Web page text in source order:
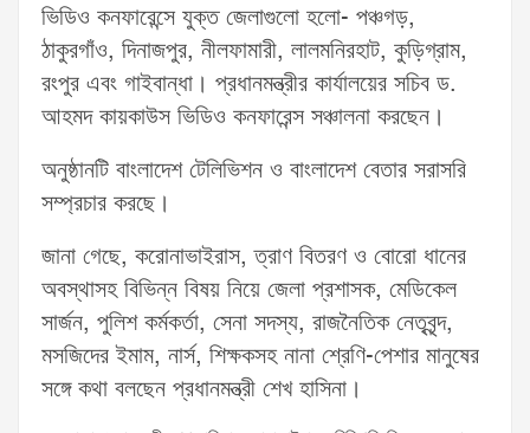
ভিডিও কনফারেন্সে যুক্ত জেলাগুলো হলো- পঞ্চগড়,
ঠাকুরগাঁও, দিনাজপুর, নীলফামারী, লালমনিরহাট, কুড়িগ্রাম,
রংপুর এবং গাইবান্ধা। প্রধানমন্ত্রীর কার্যালয়ের সচিব ড.
আহমদ কায়কাউস ভিডিও কনফারেন্স সঞ্চালনা করছেন।
অনুষ্ঠানটি বাংলাদেশ টেলিভিশন ও বাংলাদেশ বেতার সরাসরি
সম্প্রচার করছে।
জানা গেছে, করোনাভাইরাস, ত্রাণ বিতরণ ও বোরো ধানের
অবস্থাসহ বিভিন্ন বিষয় নিয়ে জেলা প্রশাসক, মেডিকেল
সার্জন, পুলিশ কর্মকর্তা, সেনা সদস্য, রাজনৈতিক নেতৃবৃন্দ,
মসজিদের ইমাম, নার্স, শিক্ষকসহ নানা শ্রেণি-পেশার মানুষের
সঙ্গে কথা বলছেন প্রধানমন্ত্রী শেখ হাসিনা।